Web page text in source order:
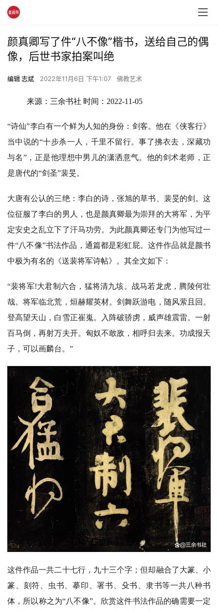
颜真卿写了件“八不像”楷书，送给自己的偶
像，后世书家拍案叫绝
编辑 志斌 2022年11月6日 下午1:07 佛教艺术
来源：三余书社 时间： 2022-11-05
“诗仙”李白有一个鲜为人知的身份：剑客。他在《侠客行》
当中说的“十步杀一人，千里不留行。事了拂衣去，深藏功
与名”，正是他理想中男儿的潇洒意气。他的剑术老师，正
是唐代的“剑圣”裴旻。
大唐有公认的三绝：李白的诗，张旭的草书、裴旻的剑。这
位征服了李白的男人，也是颜真卿最为崇拜的大将军，为平
定安史之乱立下了汗马功劳。为此颜真卿还专门为他写过一
件“八不像”书法作品，通篇都是彩虹屁。这件作品就是颜书
中极为有名的《送裴将军诗帖》。其全文如下：
“裴将军!大君制六合，猛将清九垓。战马若龙虎，腾陵何壮
哉。将军临北荒，烜赫耀英材。剑舞跃游电，随风萦且回。
登高望天山，白雪正崔嵬。入阵破骄虏，威声雄震雷。一射
百马倒，再射万夫开。匈奴不敢敌，相呼归去来。功成报天
子，可以画麟台。”
这件作品一共二十七行，九十三个字；但却融合了大篆、小
篆、刻符、虫书、摹印、署书、殳书、隶书等一共八种书
体，所以称之为“八不像”。欣赏这件书法作品的确需要一定